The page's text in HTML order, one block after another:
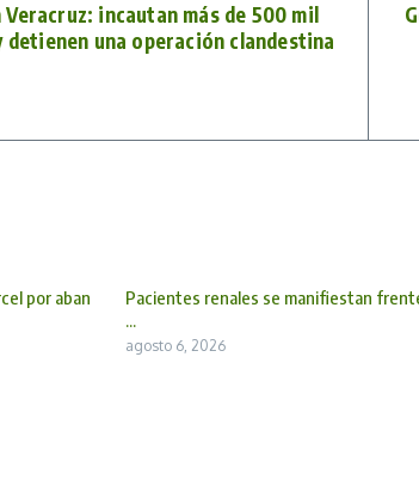
incautan más de 500 mil
una operación clandestina
por aban
Pacientes renales se manifiestan
...
agosto 6, 2026